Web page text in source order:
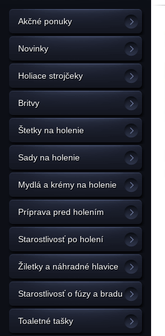
Akčné ponuky
Novinky
Holiace strojčeky
Britvy
Štetky na holenie
Sady na holenie
Mydlá a krémy na holenie
Príprava pred holením
Starostlivosť po holení
Žiletky a náhradné hlavice
Starostlivosť o fúzy a bradu
Toaletné tašky